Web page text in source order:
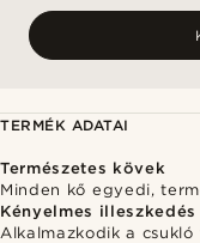
TERMÉK ADATAI
Természetes kövek
Minden kő egyedi,
Kényelmes illeszkedés
Alkalmazkodik a